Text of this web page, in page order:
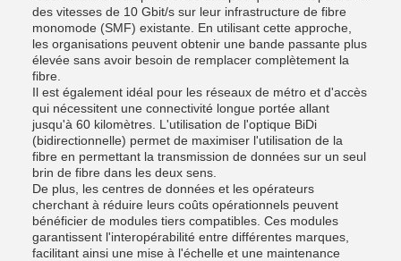
des vitesses de 10 Gbit/s sur leur infrastructure de fibre
monomode (SMF) existante. En utilisant cette approche,
les organisations peuvent obtenir une bande passante plus
élevée sans avoir besoin de remplacer complètement la
fibre.
Il est également idéal pour les réseaux de métro et d'accès
qui nécessitent une connectivité longue portée allant
jusqu'à 60 kilomètres. L'utilisation de l'optique BiDi
(bidirectionnelle) permet de maximiser l'utilisation de la
fibre en permettant la transmission de données sur un seul
brin de fibre dans les deux sens.
De plus, les centres de données et les opérateurs
cherchant à réduire leurs coûts opérationnels peuvent
bénéficier de modules tiers compatibles. Ces modules
garantissent l'interopérabilité entre différentes marques,
facilitant ainsi une mise à l'échelle et une maintenance